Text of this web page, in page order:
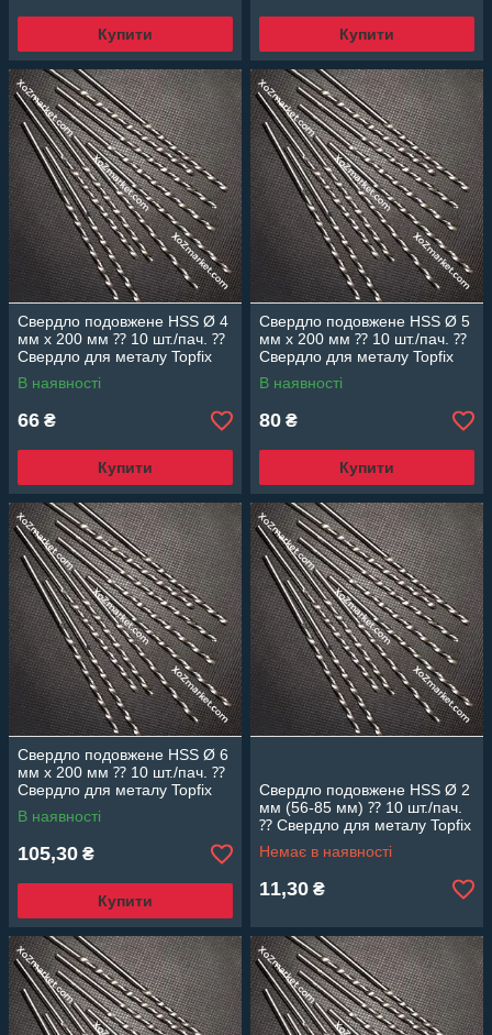
Купити Купити
Свердло подовжене HSS Ø 4
мм х 200 мм ⁇ 10 шт./пач. ⁇
Свердло для металу Topfix
В наявності
66 ₴
Купити
Свердло подовжене HSS Ø 5
мм х 200 мм ⁇ 10 шт./пач. ⁇
Свердло для металу Topfix
В наявності
80 ₴
Купити
Свердло подовжене HSS Ø 6
мм х 200 мм ⁇ 10 шт./пач. ⁇
Свердло для металу Topfix
В наявності
105,30 ₴
Купити
Свердло подовжене HSS Ø 2
мм (56-85 мм) ⁇ 10 шт./пач.
⁇ Свердло для металу Topfix
Немає в наявності
11,30 ₴